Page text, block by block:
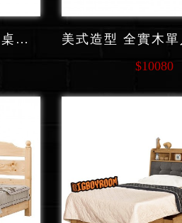
北歐經典造型 可收合書桌功能系列 單人床組 F119
$10080